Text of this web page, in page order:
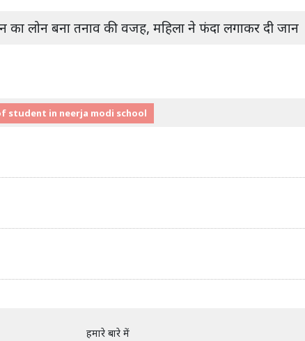
लोन बना तनाव की वजह, महिला ने फंदा लगाकर दी जान
student in neerja modi school
हमारे बारे में